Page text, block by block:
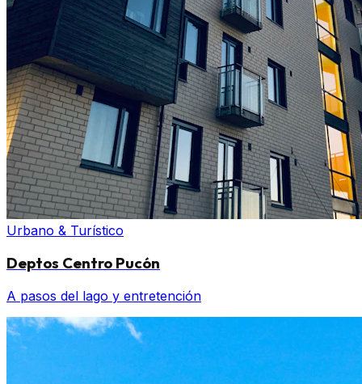
Urbano & Turístico
Deptos Centro Pucón
A pasos del lago y entretención